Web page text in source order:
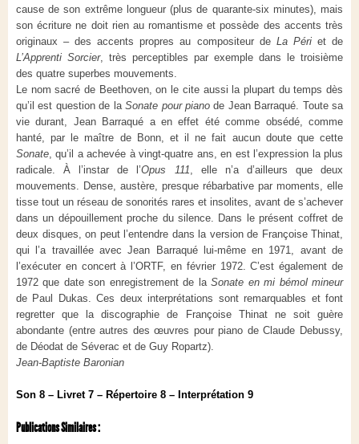
cause de son extrême longueur (plus de quarante-six minutes), mais
son écriture ne doit rien au romantisme et possède des accents très
originaux – des accents propres au compositeur de La Périet de
L’Apprenti Sorcier, très perceptibles par exemple dans le troisième
des quatre superbes mouvements.
Le nom sacré de Beethoven, on le cite aussi la plupart du temps dès
qu’il est question de laSonate pour pianode Jean Barraqué. Toute sa
vie durant, Jean Barraqué a en effet été comme obsédé, comme
hanté, par le maître de Bonn, et il ne fait aucun doute que cette
Sonate , qu’il a achevée à vingt-quatre ans, en est l’expression la plus
radicale. À l’instar de l’Opus 111 , elle n’a d’ailleurs que deux
mouvements. Dense, austère, presque rébarbative par moments, elle
tisse tout un réseau de sonorités rares et insolites, avant de s’achever
dans un dépouillement proche du silence. Dans le présent coffret de
deux disques, on peut l’entendre dans la version de Françoise Thinat,
qui l’a travaillée avec Jean Barraqué lui-même en 1971, avant de
l’exécuter en concert à l’ORTF, en février 1972. C’est également de
1972 que date son enregistrement de laSonate en mi bémol mineur
de Paul Dukas. Ces deux interprétations sont remarquables et font
regretter que la discographie de Françoise Thinat ne soit guère
abondante (entre autres des œuvres pour piano de Claude Debussy,
de Déodat de Séverac et de Guy Ropartz).
Jean-Baptiste Baronian
Son 8 – Livret 7 – Répertoire 8 – Interprétation 9
Publications Similaires :